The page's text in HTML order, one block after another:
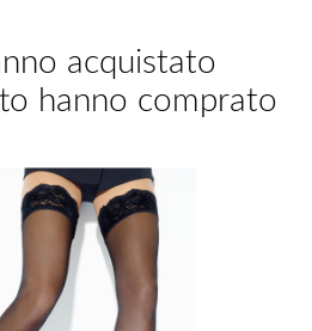
acquistato
hanno comprato